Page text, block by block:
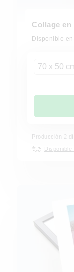
Collage en
Disponible
70 x 50
Producción 2
Disponible